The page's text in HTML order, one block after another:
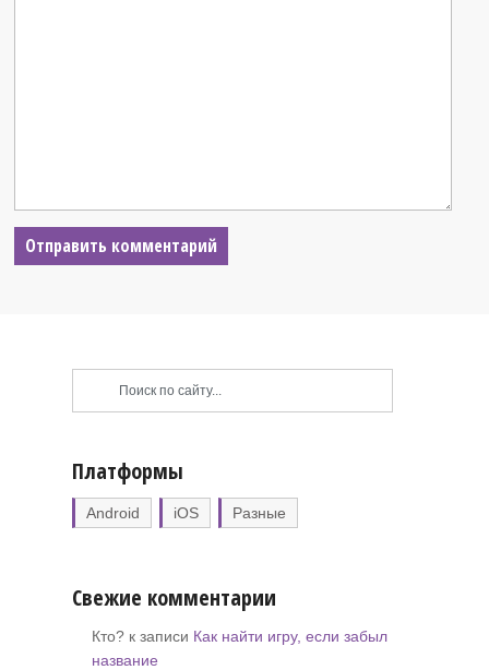
Платформы
Android iOS Разные
Свежие комментарии
Кто? к записи Как найти игру, если забыл
название